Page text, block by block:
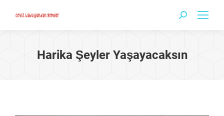
Search:
Harika Şeyler Yaşayacaksın